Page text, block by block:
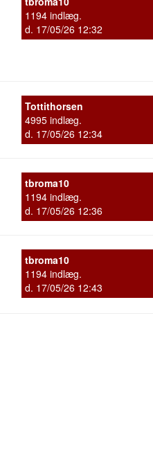
1194 indlæg.
d. 17/05/26 12:32
Tottithorsen
4995 indlæg.
d. 17/05/26 12:34
tbroma10
1194 indlæg.
d. 17/05/26 12:36
tbroma10
1194 indlæg.
d. 17/05/26 12:43